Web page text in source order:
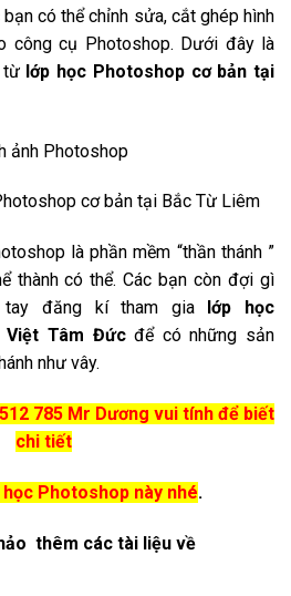
có thể chỉnh sửa, cắt ghép hình
công cụ Photoshop. Dưới đây là
từlớp học Photoshop cơ bản tại
cơ bản tại Bắc Từ Liêm
là phần mềm “thần thánh ”
thành có thể. Các bạn còn đợi gì
tay đăng kí tham gia
lớp học
Việt Tâm Đứcđể có những sản
như vây.
785 Mr Dương vui tính để biết
chi tiết
Photoshop này nhé.
thêm các tài liệu về